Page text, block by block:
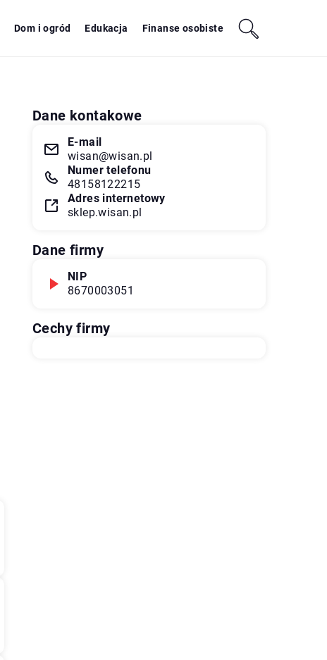
Dom i ogród Edukacja Finanse osobiste
Dane kontakowe
E-mail
wisan@wisan.pl
Numer telefonu
48158122215
Adres internetowy
sklep.wisan.pl
Dane firmy
NIP
8670003051
Cechy firmy